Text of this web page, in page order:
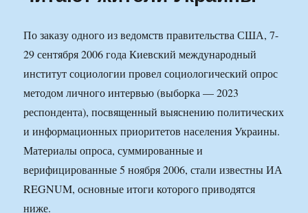
По заказу одного из ведомств правительства США, 7-
29 сентября 2006 года Киевский международный
институт социологии провел социологический опрос
методом личного интервью (выборка — 2023
респондента), посвященный выяснению политических
и информационных приоритетов населения Украины.
Материалы опроса, суммированные и
верифицированные 5 ноября 2006, стали известны ИА
REGNUM, основные итоги которого приводятся
ниже.